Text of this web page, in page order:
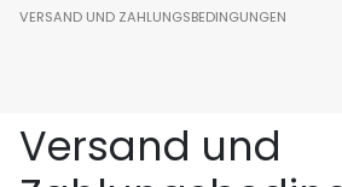
VERSAND UND ZAHLUNGSBEDINGUNGEN
Versand und